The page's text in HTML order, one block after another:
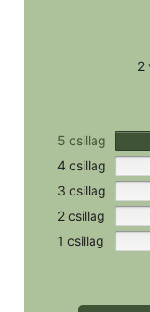
2
5 csillag
4 csillag
3 csillag
2 csillag
1 csillag